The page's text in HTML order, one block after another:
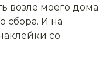
возле моего дома
сбора. И на
со